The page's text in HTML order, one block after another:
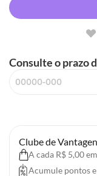
Consulte o prazo
Clube de
A cada R$ 5,00
Acumule pontos